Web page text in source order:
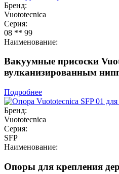
Бренд:
Vuototecnica
Серия:
08 ** 99
Наименование:
Вакуумные присоски
вулканизированным
Подробнее
Бренд:
Vuototecnica
Серия:
SFP
Наименование:
Опоры для крепления